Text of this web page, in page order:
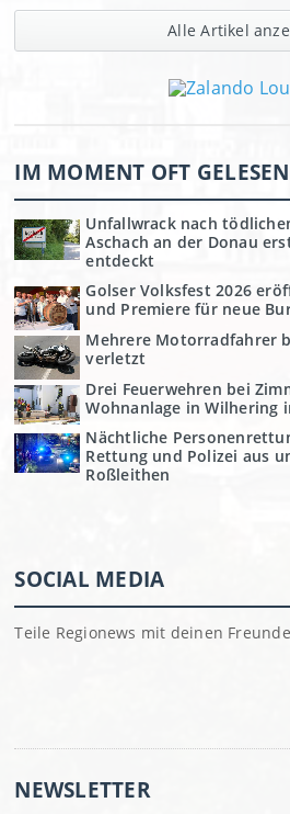
Alle Artikel
IM MOMENT OFT GELESEN
Unfallwrack nach
Aschach an der Donau
entdeckt
Golser Volksfest 2026
und Premiere für neue
Mehrere Motorradfahrer
verletzt
Drei Feuerwehren bei
Wohnanlage in Wilhering
Nächtliche
Rettung und Polizei aus
Roßleithen
SOCIAL MEDIA
Teile Regionews mit deinen
NEWSLETTER